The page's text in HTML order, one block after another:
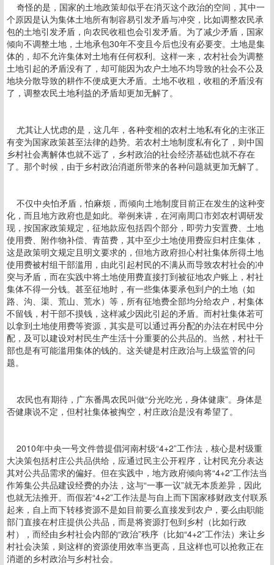
奇怪的是，国家的土地政策却似乎在消灭这个政治的空间，其中一
个原因是认为集体土地所有制容易引发矛盾与冲突，比如调整农民承
包的土地引发矛盾，向农民收租也会引发矛盾。为了减少矛盾，国家
倾向不调整土地，土地承包30年不变且今后也没有必要变。土地是集
体的，却不允许集体对土地有任何权利。这样一来，农村社会为调整
土地引起的矛盾没有了，却可能因为农户土地不均导致的社会不公及
地块分散导致的耕作不便成更大矛盾。土地不收租，收租的矛盾没有
了，调整农民土地利益的矛盾却更加无解了。
尤其让人忧虑的是，这几年，各种变相的农村土地私有化的主张正
有变为国家政策甚至法律的趋势。若农村土地制度私有化了，则中国
乡村社会离解体也就不远了，乡村政治的社会经济基础也就不存在
了。那个时候，由于乡村政治消逝所带来的各种问题就更加无解了。
不仅中央怕矛盾，怕麻烦，而倾向土地制度目前正在发生的这种变
化，而且地方政府也是如此。举例来讲，在河南周口市郊农村调研发
现，按国家政策规定，征地款应包括四个部分，即劳力安置费、土地
使用费、附作物补偿、青苗费，其中至少土地使用费应归村庄集体，
这是政策明文规定且明文要求的，但地方政府担心村社集体所得土地
使用费被村组干部滥用，由此引起村民的不满从而导致农村社会的冲
突与矛盾，而在实践中将土地使用费直接打到被征地农户账上，村社
集体不得一分钱。甚至征地时，有一些集体要承包到户的土地（如
路、沟、渠、荒山、荒水）等，所有征地费全部均分给农户，村集体
不留钱，村干部不摸钱，这样减少因此引起的矛盾。而村社集体若可
以拿到土地使用费等资源，其实是可以通过再分配的办法在村民中分
配，及可以建设对村民生产生活十分重要的公共品的。当然，村社干
部也是有可能滥用集体的钱的。这关键是村庄政治与上级监管的问
题。
农民也有期待，广东番禺农民叫做“分光吃光，身体健康”。身体是
否健康说不定，但村社集体被掏空，村庄政治是没有希望了。
2010年中央一号文件曾提倡河南村级“4+2”工作法，核心是村级重
大决策包括村庄公共品供给，应通过民主公开程序，让村民充分表达
其对公共品需求的偏好。但在实践中，地方政府倾向将“4+2”工作法当
作筹集公共品建设经费的办法，这与“一事一议”就无本质差异，因此
也就无法推开。而假若“4+2”工作法是与自上而下国家移财政支付联系
起来，自上而下转移资源不是如目前要么直接发到农户，要么由职能
部门直接在村庄提供公共品，而是将资源打包到乡村（比如行政
村），而经由乡村社会内部的“政治”秩序（比如“4+2”工作法）来让乡
村社会决策，则这样的资源使用效率当更高，且这样也可以抢救正在
消逝的乡村政治与乡村社会。